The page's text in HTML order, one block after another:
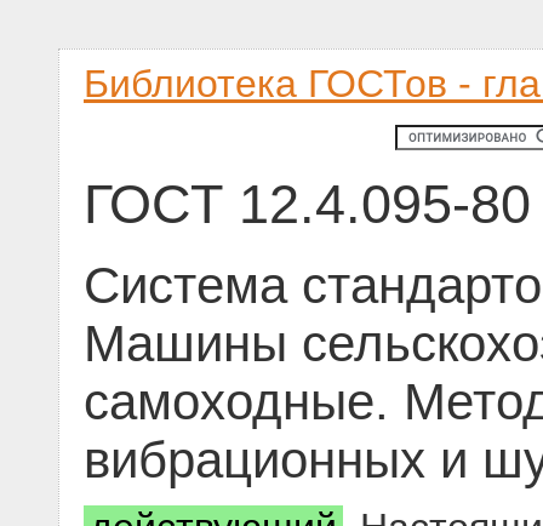
Библиотека ГОСТов -
ГОСТ 12.4.095-80
Система
Машины
самоходные.
вибрационных и